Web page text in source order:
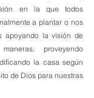
en la que todos
a plantar o nos
apoyando la visión de
proveyendo
la casa según
de Dios para nuestras